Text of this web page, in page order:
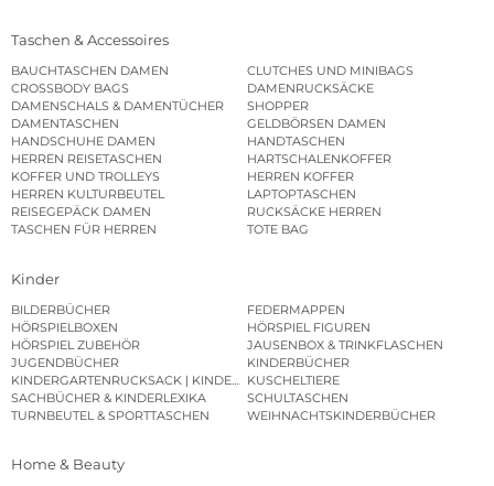
Taschen & Accessoires
BAUCHTASCHEN DAMEN
CLUTCHES UND MINIBAGS
CROSSBODY BAGS
DAMENRUCKSÄCKE
DAMENSCHALS & DAMENTÜCHER
SHOPPER
DAMENTASCHEN
GELDBÖRSEN DAMEN
HANDSCHUHE DAMEN
HANDTASCHEN
HERREN REISETASCHEN
HARTSCHALENKOFFER
KOFFER UND TROLLEYS
HERREN KOFFER
HERREN KULTURBEUTEL
LAPTOPTASCHEN
REISEGEPÄCK DAMEN
RUCKSÄCKE HERREN
TASCHEN FÜR HERREN
TOTE BAG
Kinder
BILDERBÜCHER
FEDERMAPPEN
HÖRSPIELBOXEN
HÖRSPIEL FIGUREN
HÖRSPIEL ZUBEHÖR
JAUSENBOX & TRINKFLASCHEN
JUGENDBÜCHER
KINDERBÜCHER
KINDERGARTENRUCKSACK | KINDERGARTENBEUTEL
KUSCHELTIERE
SACHBÜCHER & KINDERLEXIKA
SCHULTASCHEN
TURNBEUTEL & SPORTTASCHEN
WEIHNACHTSKINDERBÜCHER
Home & Beauty